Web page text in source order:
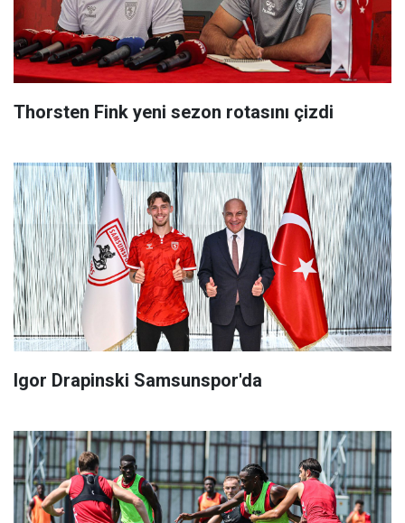
Thorsten Fink yeni sezon rotasını çizdi
Igor Drapinski Samsunspor'da